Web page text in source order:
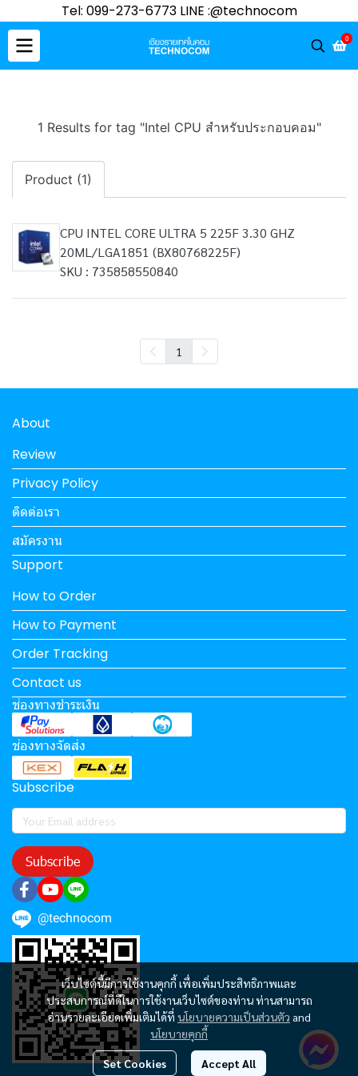
Tel: 099-273-6773 LINE :@technocom
0
1 Results for tag "Intel CPU สำหรับประกอบคอม"
Product (1)
CPU INTEL CORE ULTRA 5 225F 3.30 GHZ
20ML/LGA1851 (BX80768225F)
SKU : 735858550840
1
เว็บไซต์นี้มีการใช้งานคุกกี้ เพื่อเพิ่มประสิทธิภาพและ
ประสบการณ์ที่ดีในการใช้งานเว็บไซต์ของท่าน ท่านสามารถ
อ่านรายละเอียดเพิ่มเติมได้ที่ นโยบายความเป็นส่วนตัว and
นโยบายคุกกี้
Set Cookies Accept All
About
Review
Privacy Policy
ติดต่อเรา
สมัครงาน
Support
How to Order
How to Payment
Order Tracking
Contact us
ช่องทางชำระเงิน
ช่องทางจัดส่ง
Subscribe
Subscribe
@technocom